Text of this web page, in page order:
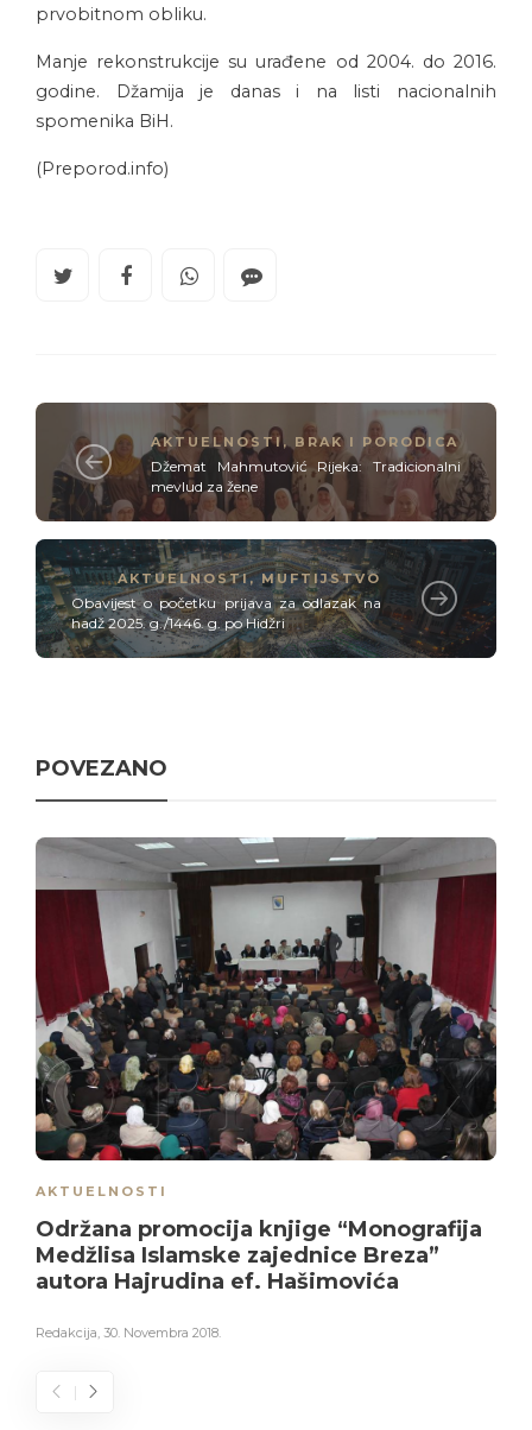
prvobitnom obliku.
Manje rekonstrukcije su urađene od 2004. do 2016.
godine. Džamija je danas i na listi nacionalnih
spomenika BiH.
(Preporod.info)
AKTUELNOSTI, BRAK I PORODICA
Džemat Mahmutović Rijeka: Tradicionalni
mevlud za žene
AKTUELNOSTI,MUFTIJSTVO
Obavijest o početku prijava za odlazak na
hadž 2025. g./1446. g. po Hidžri
POVEZANO
AKTUELNOSTI
Održana promocija knjige “Monografija
Medžlisa Islamske zajednice Breza”
autora Hajrudina ef. Hašimovića
Redakcija 30. Novembra 2018.